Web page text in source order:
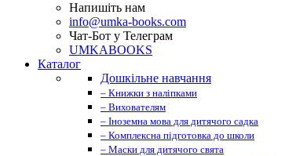
Напишіть нам
info@umka-books.com
Чат-Бот у Телеграм
UMKABOOKS
Каталог
Дошкільне навчання
– Книжки з наліпками
– Вихователям
– Іноземна мова для дитячого садка
– Комплексна підготовка до школи
– Маски для дитячого свята